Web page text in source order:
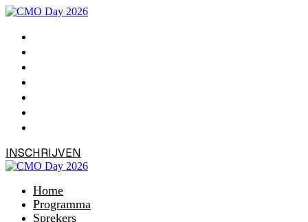
INSCHRIJVEN
Home
Programma
Sprekers